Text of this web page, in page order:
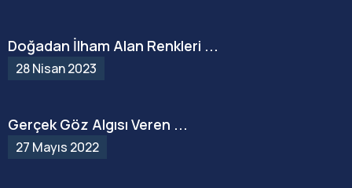
Doğadan İlham Alan Renkleri ...
28 Nisan 2023
Gerçek Göz Algısı Veren ...
27 Mayıs 2022